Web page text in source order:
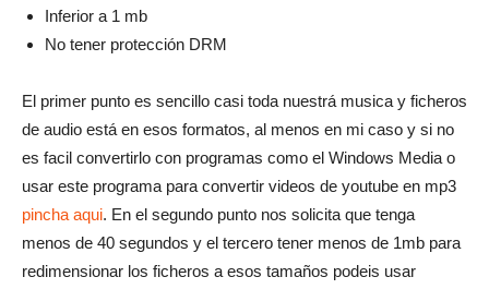
Inferior a 1 mb
No tener protección DRM
El primer punto es sencillo casi toda nuestrá musica y ficheros
de audio está en esos formatos, al menos en mi caso y si no
es facil convertirlo con programas como el Windows Media o
usar este programa para convertir videos de youtube en mp3
pincha aqui. En el segundo punto nos solicita que tenga
menos de 40 segundos y el tercero tener menos de 1mb para
redimensionar los ficheros a esos tamaños podeis usar